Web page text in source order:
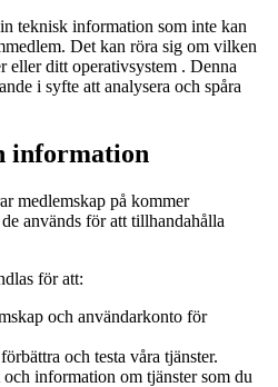
teknisk information som inte kan
Det kan röra sig om vilken
eller ditt operativsystem . Denna
i syfte att analysera och spåra
information
medlemskap på kommer
används för att tillhandahålla
för att:
och användarkonto för
och testa våra tjänster.
information om tjänster som du